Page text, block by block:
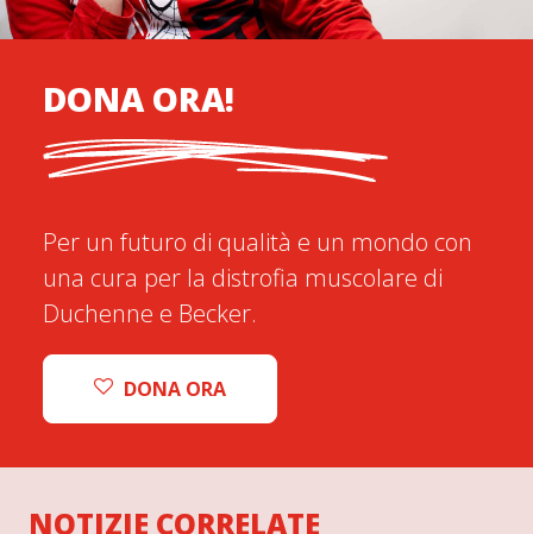
DONA ORA!
Per un futuro di qualità e un mondo con
una cura per la distrofia muscolare di
Duchenne e Becker.
DONA ORA
NOTIZIE CORRELATE